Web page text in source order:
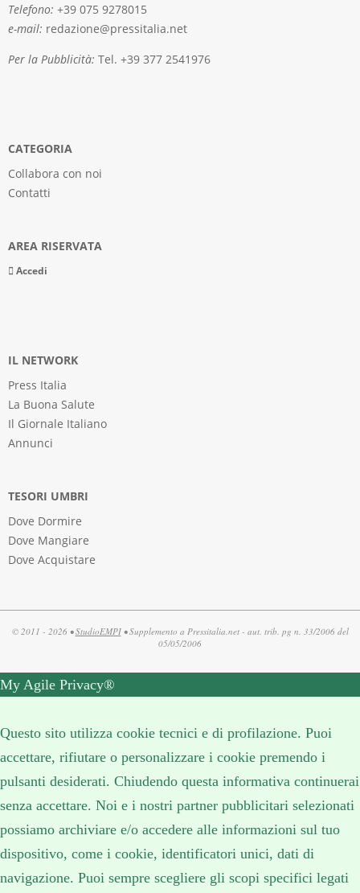
Telefono: +39 075 9278015
e-mail: redazione@pressitalia.net
Per la Pubblicità: Tel. +39 377 2541976
CATEGORIA
Collabora con noi
Contatti
AREA RISERVATA
Accedi
IL NETWORK
Press Italia
La Buona Salute
Il Giornale Italiano
Annunci
TESORI UMBRI
Dove Dormire
Dove Mangiare
Dove Acquistare
© 2011 - 2026 •StudioEMPI• Supplemento a Pressitalia.net - aut. trib. pg n. 33/2006 del
05/05/2006
My Agile Privacy®
Questo sito utilizza cookie tecnici e di profilazione. Puoi
accettare, rifiutare o personalizzare i cookie premendo i
pulsanti desiderati. Chiudendo questa informativa continuerai
senza accettare. Noi e i nostri partner pubblicitari selezionati
possiamo archiviare e/o accedere alle informazioni sul tuo
dispositivo, come i cookie, identificatori unici, dati di
navigazione. Puoi sempre scegliere gli scopi specifici legati